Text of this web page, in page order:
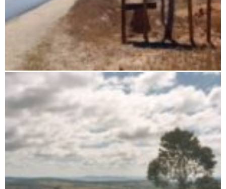
Zombitse-Vohibasia Nationalpark